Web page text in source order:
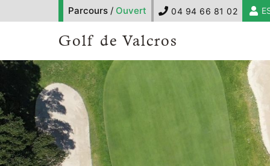
Parcours / Ouvert 04 94 66 81 02
Golf de Valcros